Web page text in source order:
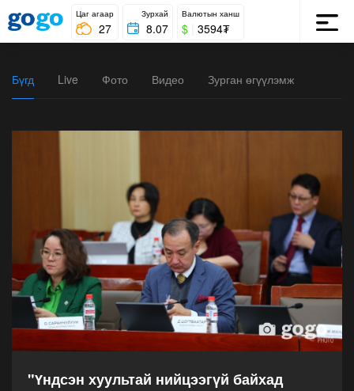
Цаг агаар
27
Зурхай
8.07
Валютын ханш
$ 3594₮
Бүгд Live Фото Видео Зурган өгүүлэмж
"Үндсэн хуультай нийцээгүй байхад